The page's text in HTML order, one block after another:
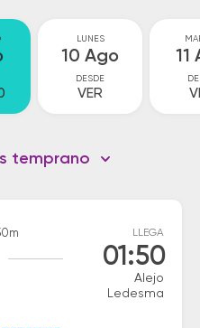
LUNES
10 Ago
DESDE
VER
11
temprano
LLEGA
01:50
Alejo
Ledesma